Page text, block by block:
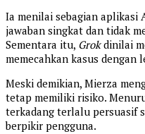
Ia menilai sebagian aplikasi
jawaban singkat dan tidak
Sementara itu, Grokdinilai
memecahkan kasus dengan
Meski demikian, Mierza
tetap memiliki risiko.
terkadang terlalu persuasif
berpikir pengguna.